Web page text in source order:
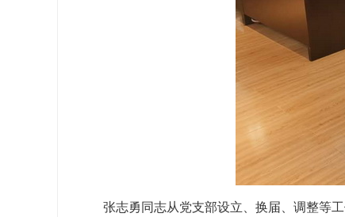
张志勇同志从党支部设立、换届、调整等